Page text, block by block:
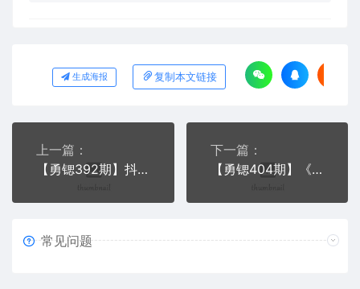
生成海报 复制本文链接
上一篇：
【勇锶392期】抖音橱窗训练营重磅推荐：月佣金395万，连续21天上榜（全套课程）
下一篇：
【勇锶404期】《抖音原创作者内容训练营》0基础+0资源+0经验，也能月入万元
常见问题